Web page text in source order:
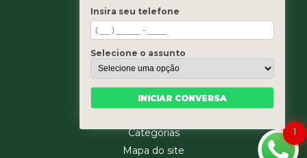
Home
Quem somos
Serviços
Blog
Categorias
Mapa do site
1
Insira seu telefone
Selecione o assunto
INICIAR CONVERSA